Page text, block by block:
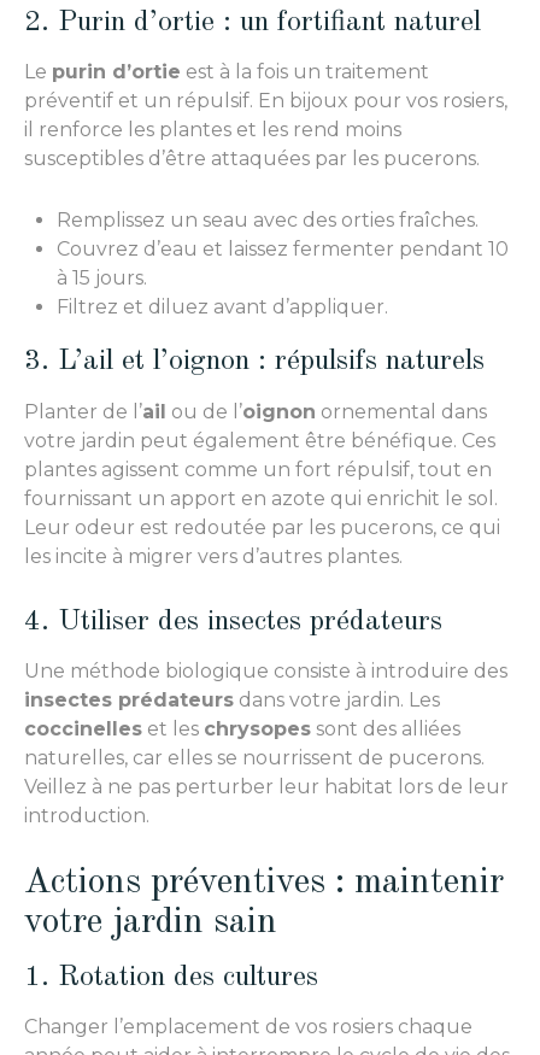
2. Purin d’ortie : un fortifiant naturel
Le purin d’ortie est à la fois un traitement
préventif et un répulsif. En bijoux pour vos rosiers,
il renforce les plantes et les rend moins
susceptibles d’être attaquées par les pucerons.
Remplissez un seau avec des orties fraîches.
Couvrez d’eau et laissez fermenter pendant 10
à 15 jours.
Filtrez et diluez avant d’appliquer.
3. L’ail et l’oignon : répulsifs naturels
Planter de l’ail ou de l’oignon ornemental dans
votre jardin peut également être bénéfique. Ces
plantes agissent comme un fort répulsif, tout en
fournissant un apport en azote qui enrichit le sol.
Leur odeur est redoutée par les pucerons, ce qui
les incite à migrer vers d’autres plantes.
4. Utiliser des insectes prédateurs
Une méthode biologique consiste à introduire des
insectes prédateurs dans votre jardin. Les
coccinelles et les chrysopes sont des alliées
naturelles, car elles se nourrissent de pucerons.
Veillez à ne pas perturber leur habitat lors de leur
introduction.
Actions préventives : maintenir
votre jardin sain
1. Rotation des cultures
Changer l’emplacement de vos rosiers chaque